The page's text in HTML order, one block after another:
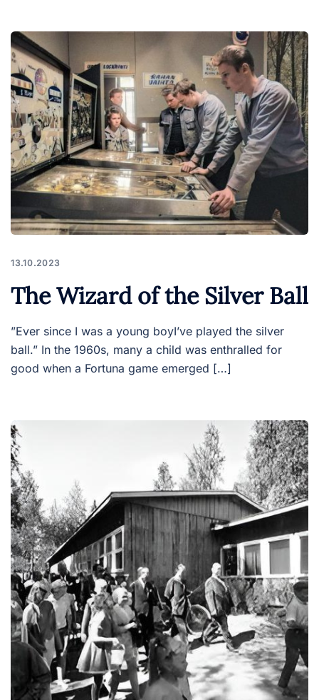
13.10.2023
The Wizard of the Silver Ball
”Ever since I was a young boyI’ve played the silver
ball.” In the 1960s, many a child was enthralled for
good when a Fortuna game emerged […]